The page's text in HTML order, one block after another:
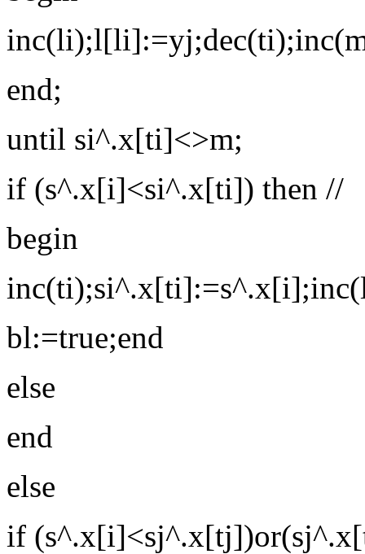
end;
until si^.x[ti]<>m;
if (s^.x[i]<si^.x[ti]) then //
begin
bl:=true;end
else
end
else
if